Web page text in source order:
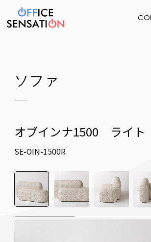
ソファ
オブインナ1500 ライト
SE-OIN-1500R